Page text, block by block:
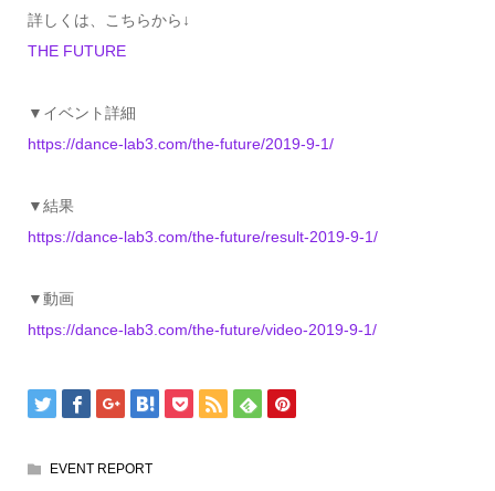
詳しくは、こちらから↓
THE FUTURE
▼イベント詳細
https://dance-lab3.com/the-future/2019-9-1/
▼結果
https://dance-lab3.com/the-future/result-2019-9-1/
▼動画
https://dance-lab3.com/the-future/video-2019-9-1/
EVENT REPORT